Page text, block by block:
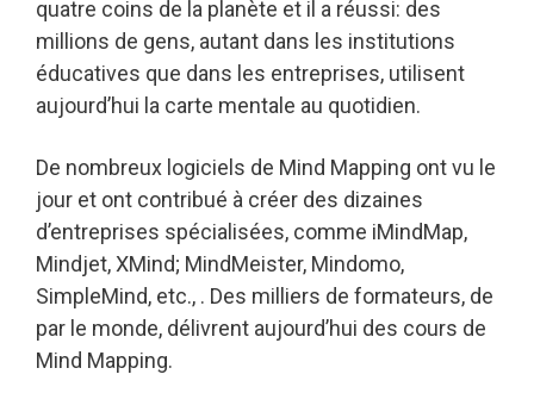
quatre coins de la planète et il a réussi: des
millions de gens, autant dans les institutions
éducatives que dans les entreprises, utilisent
aujourd’hui la carte mentale au quotidien.
De nombreux logiciels de Mind Mapping ont vu le
jour et ont contribué à créer des dizaines
d’entreprises spécialisées, comme iMindMap,
Mindjet, XMind; MindMeister, Mindomo,
SimpleMind, etc., . Des milliers de formateurs, de
par le monde, délivrent aujourd’hui des cours de
Mind Mapping.